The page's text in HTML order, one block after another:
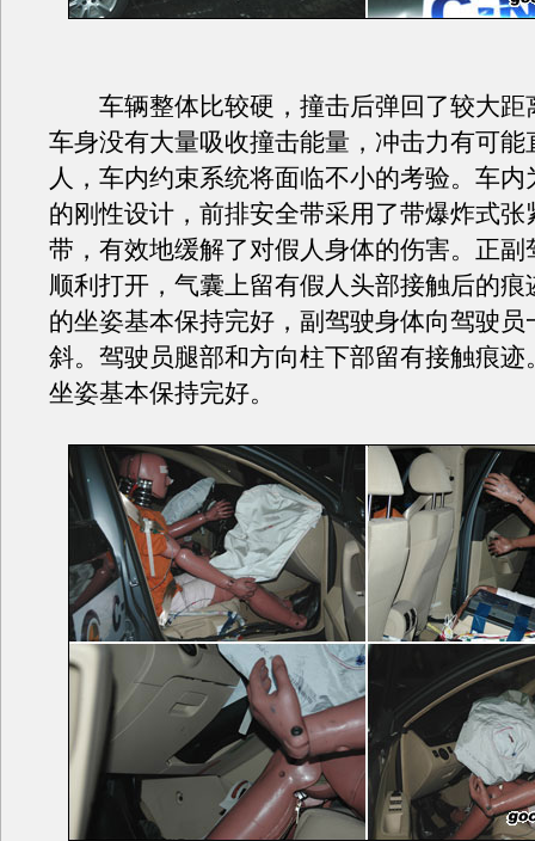
车辆整体比较硬，撞击后弹回了较大距
车身没有大量吸收撞击能量，冲击力有可能
人，车内约束系统将面临不小的考验。车内
的刚性设计，前排安全带采用了带爆炸式张
带，有效地缓解了对假人身体的伤害。正副
顺利打开，气囊上留有假人头部接触后的痕
的坐姿基本保持完好，副驾驶身体向驾驶员
斜。驾驶员腿部和方向柱下部留有接触痕迹
坐姿基本保持完好。